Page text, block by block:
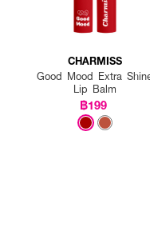
CHARMISS
Good Mood Extra
Lip Balm
฿199